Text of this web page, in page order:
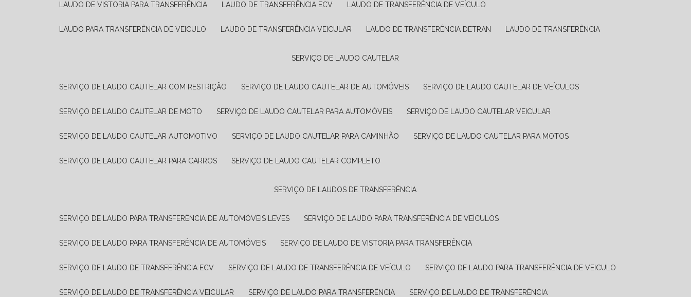
LAUDO DE VISTORIA PARA TRANSFERÊNCIA LAUDO DE TRANSFERÊNCIA ECV LAUDO DE TRANSFERÊNCIA DE VEÍCULO
LAUDO PARA TRANSFERÊNCIA DE VEICULO LAUDO DE TRANSFERÊNCIA VEICULAR LAUDO DE TRANSFERÊNCIA DETRAN LAUDO DE TRANSFERÊNCIA
SERVIÇO DE LAUDO CAUTELAR
SERVIÇO DE LAUDO CAUTELAR COM RESTRIÇÃO SERVIÇO DE LAUDO CAUTELAR DE AUTOMÓVEIS SERVIÇO DE LAUDO CAUTELAR DE VEÍCULOS
SERVIÇO DE LAUDO CAUTELAR DE MOTO SERVIÇO DE LAUDO CAUTELAR PARA AUTOMÓVEIS SERVIÇO DE LAUDO CAUTELAR VEICULAR
SERVIÇO DE LAUDO CAUTELAR AUTOMOTIVO SERVIÇO DE LAUDO CAUTELAR PARA CAMINHÃO SERVIÇO DE LAUDO CAUTELAR PARA MOTOS
SERVIÇO DE LAUDO CAUTELAR PARA CARROS SERVIÇO DE LAUDO CAUTELAR COMPLETO
SERVIÇO DE LAUDOS DE TRANSFERÊNCIA
SERVIÇO DE LAUDO PARA TRANSFERÊNCIA DE AUTOMÓVEIS LEVES SERVIÇO DE LAUDO PARA TRANSFERÊNCIA DE VEÍCULOS
SERVIÇO DE LAUDO PARA TRANSFERÊNCIA DE AUTOMÓVEIS SERVIÇO DE LAUDO DE VISTORIA PARA TRANSFERÊNCIA
SERVIÇO DE LAUDO DE TRANSFERÊNCIA ECV SERVIÇO DE LAUDO DE TRANSFERÊNCIA DE VEÍCULO SERVIÇO DE LAUDO PARA TRANSFERÊNCIA DE VEICULO
SERVIÇO DE LAUDO DE TRANSFERÊNCIA VEICULAR SERVIÇO DE LAUDO PARA TRANSFERÊNCIA SERVIÇO DE LAUDO DE TRANSFERÊNCIA